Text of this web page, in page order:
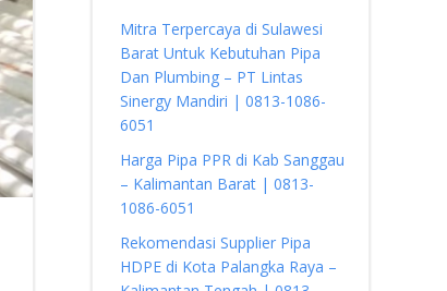
Mitra Terpercaya di Sulawesi
Barat Untuk Kebutuhan Pipa
Dan Plumbing – PT Lintas
Sinergy Mandiri | 0813-1086-
6051
Harga Pipa PPR di Kab Sanggau
– Kalimantan Barat | 0813-
1086-6051
Rekomendasi Supplier Pipa
HDPE di Kota Palangka Raya –